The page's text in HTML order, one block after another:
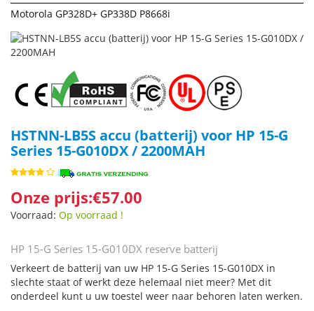
Motorola GP328D+ GP338D P8668i
HSTNN-LB5S accu (batterij) voor HP 15-G
Series 15-G010DX / 2200MAH
Onze prijs:€57.00
Voorraad: Op voorraad !
HP 15-G Series 15-G010DX reserve batterij
Verkeert de batterij van uw HP 15-G Series 15-G010DX in
slechte staat of werkt deze helemaal niet meer? Met dit
onderdeel kunt u uw toestel weer naar behoren laten werken.